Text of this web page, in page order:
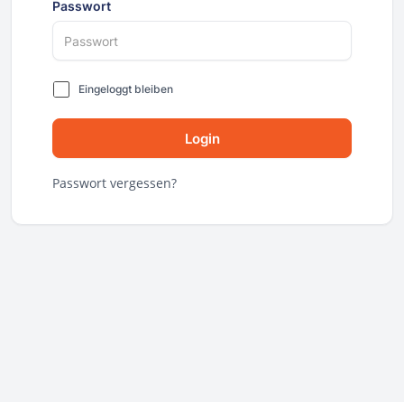
Passwort
Eingeloggt bleiben
Login
Passwort vergessen?